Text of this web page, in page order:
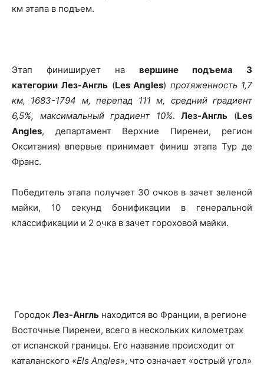
км этапа в подъем.
Этап финиширует на вершине подъема 3
категории Лез-Англь (Les Angles) протяженность 1,7
км, 1683-1794 м, перепад 111 м, средний градиент
6,5%, максимальный градиент 10%.Лез-Англь (Les
Angles, департамент Верхние Пиренеи, регион
Окситания) впервые принимает финиш этапа Тур де
Франс.
Победитель этапа получает 30 очков в зачет зеленой
майки, 10 секунд бонификации в генеральной
классификации и 2 очка в зачет гороховой майки.
Городок Лез-Англь находится во Франции, в регионе
Восточные Пиренеи, всего в нескольких километрах
от испанской границы. Его название происходит от
каталанского «Els Angles», что означает «острый угол»